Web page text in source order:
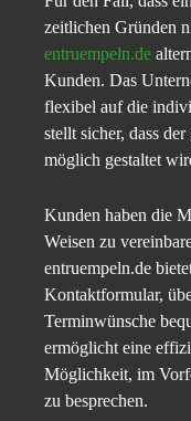
zeitlichen Gründen
entruempeln.de
Kunden. Das
flexibel auf die
stellt sicher, dass
möglich gestaltet
Kunden haben die
Weisen zu
entruempeln.de
Kontaktformular,
Terminwünsche
ermöglicht eine
Möglichkeit, im
zu besprechen.